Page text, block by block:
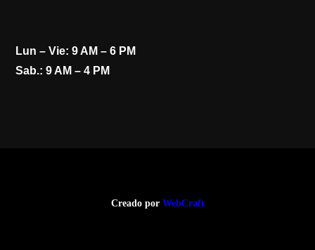
Lun – Vie: 9 AM – 6 PM
Sab.: 9 AM – 4 PM
Creado por WebCraft